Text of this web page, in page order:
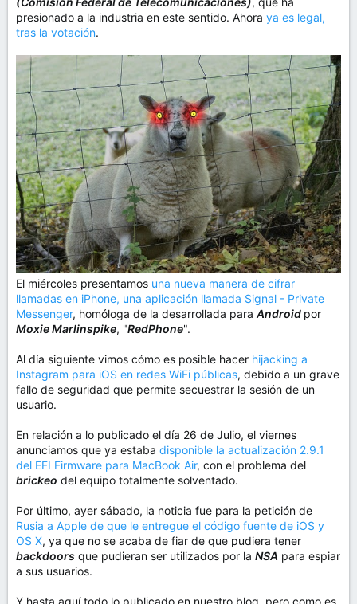
presionado a la industria en este sentido. Ahora ya es legal,
tras la votación.
El miércoles presentamos una nueva manera de cifrar
llamadas en iPhone, una aplicación llamada Signal - Private
Messenger, homóloga de la desarrollada para Android por
Moxie Marlinspike, "RedPhone".
Al día siguiente vimos cómo es posible hacer hijacking a
Instagram para iOS en redes WiFi públicas, debido a un grave
fallo de seguridad que permite secuestrar la sesión de un
usuario.
En relación a lo publicado el día 26 de Julio, el viernes
anunciamos que ya estaba disponible la actualización 2.9.1
del EFI Firmware para MacBook Air, con el problema del
brickeo del equipo totalmente solventado.
Por último, ayer sábado, la noticia fue para la petición de
Rusia a Apple de que le entregue el código fuente de iOS y
OS X, ya que no se acaba de fiar de que pudiera tener
backdoors que pudieran ser utilizados por la NSA para espiar
a sus usuarios.
Y hasta aquí todo lo publicado en nuestro blog, pero como es